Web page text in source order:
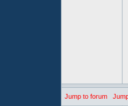
Jump to forum